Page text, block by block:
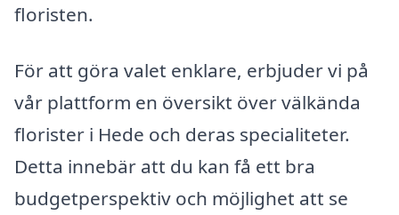
floristen.
För att göra valet enklare, erbjuder vi på
vår plattform en översikt över välkända
florister i Hede och deras specialiteter.
Detta innebär att du kan få ett bra
budgetperspektiv och möjlighet att se